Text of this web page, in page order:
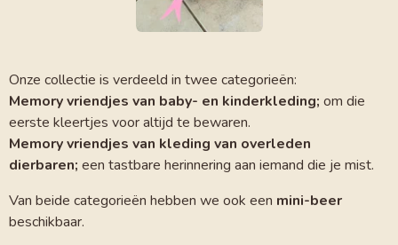
Onze collectie is verdeeld in twee categorieën:
Memory vriendjes van baby- en kinderkleding; om die
eerste kleertjes voor altijd te bewaren.
Memory vriendjes van kleding van overleden
dierbaren; een tastbare herinnering aan iemand die je mist.
Van beide categorieën hebben we ook een mini-beer
beschikbaar.